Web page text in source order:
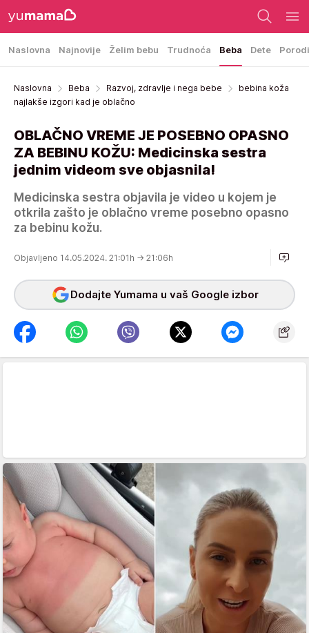
Naslovna Najnovije Želim bebu Trudnoća Beba Dete
Naslovna Beba Razvoj, zdravlje i nega bebe
bebina koža
najlakše izgori kad je oblačno
OBLAČNO VREME JE POSEBNO OPASNO
ZA BEBINU KOŽU: Medicinska sestra
jednim videom sve objasnila!
Medicinska sestra objavila je video u kojem je
otkrila zašto je oblačno vreme posebno opasno
za bebinu kožu.
Objavljeno 14.05.2024. 21:01h → 21:06h
Dodajte Yumama u vaš Google izbor